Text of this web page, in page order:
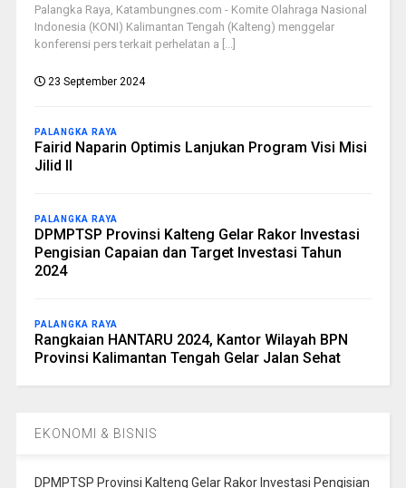
Palangka Raya, Katambungnes.com - Komite Olahraga Nasional
Indonesia (KONI) Kalimantan Tengah (Kalteng) menggelar
konferensi pers terkait perhelatan a [...]
23 September 2024
PALANGKA RAYA
Fairid Naparin Optimis Lanjukan Program Visi Misi
Jilid II
PALANGKA RAYA
DPMPTSP Provinsi Kalteng Gelar Rakor Investasi
Pengisian Capaian dan Target Investasi Tahun
2024
PALANGKA RAYA
Rangkaian HANTARU 2024, Kantor Wilayah BPN
Provinsi Kalimantan Tengah Gelar Jalan Sehat
EKONOMI & BISNIS
DPMPTSP Provinsi Kalteng Gelar Rakor Investasi Pengisian